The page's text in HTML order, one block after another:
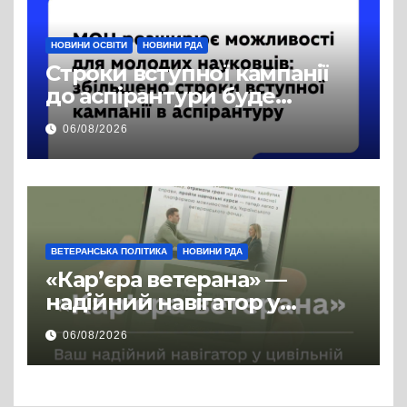
НОВИНИ ОСВІТИ НОВИНИ РДА
Строки вступної кампанії
до аспірантури буде
продовжено
06/08/2026
ВЕТЕРАНСЬКА ПОЛІТИКА НОВИНИ РДА
«Кар’єра ветерана» —
надійний навігатор у
цивільній професії
06/08/2026